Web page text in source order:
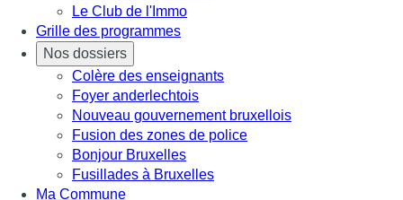
Le Club de l'Immo
Grille des programmes
Nos dossiers
Colère des enseignants
Foyer anderlechtois
Nouveau gouvernement bruxellois
Fusion des zones de police
Bonjour Bruxelles
Fusillades à Bruxelles
Ma Commune